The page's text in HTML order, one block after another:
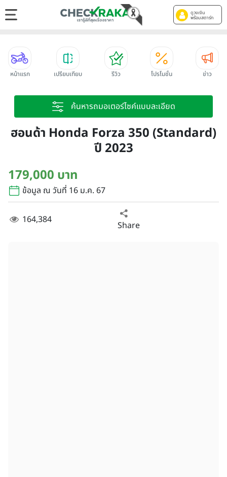
ดูวงเงิน
พร้อมสตาร์ท
หน้าแรก เปรียบเทียบ รีวิว โปรโมชั่น ข่าว
ค้นหารถมอเตอร์ไซค์แบบละเอียด
ฮอนด้า Honda Forza 350 (Standard)
ปี 2023
179,000 บาท
ข้อมูล ณ วันที่ 16 ม.ค. 67
164,384 Share